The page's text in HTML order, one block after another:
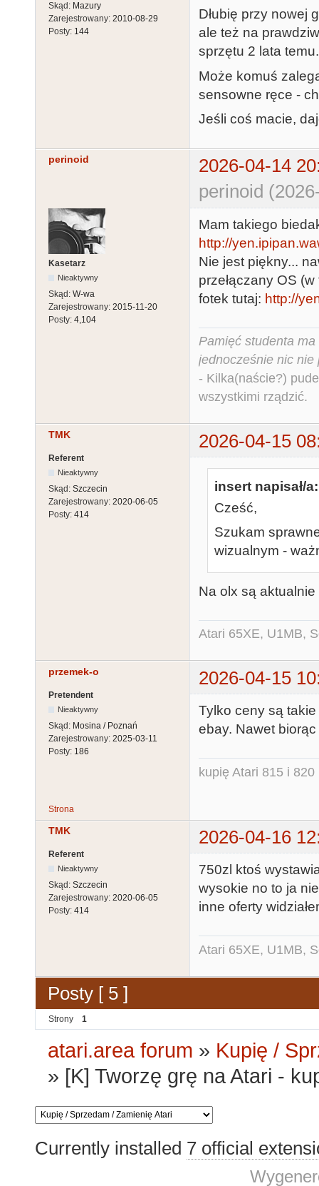
Skąd: Mazury
Zarejestrowany: 2010-08-29
Posty: 144
Dłubię przy nowej
ale też na
sprzętu 2 lata temu.
Może komuś
sensowne ręce -
Jeśli coś macie,
perinoid
2026-04-14
perinoid
Kasetarz
Nieaktywny
Skąd: W-wa
Zarejestrowany: 2015-11-20
Posty: 4,104
Mam takiego
http://
Nie jest piękny...
przełączany OS
fotek tutaj: http://
Pamięć studenta
jednocześnie nic nie
- Kilka(naście?)
wszystkimi rządzić.
TMK 2026-04-15
Referent
Nieaktywny
Skąd: Szczecin
Zarejestrowany: 2020-06-05
Posty: 414
insert napisał/a:
Cześć,
Szukam
wizualnym -
Na olx są
Atari 65XE, U1MB,
przemek-o 2026-04-15
Pretendent
Nieaktywny
Skąd: Mosina / Poznań
Zarejestrowany: 2025-03-11
Posty: 186
Tylko ceny są
ebay. Nawet
kupię Atari 815 i 820
Strona
TMK 2026-04-16
Referent
Nieaktywny
Skąd: Szczecin
Zarejestrowany: 2020-06-05
Posty: 414
750zl ktoś
wysokie no to ja
inne oferty
Atari 65XE, U1MB,
Posty [ 5 ]
Strony 1
atari.area forum » Kupię /
» [K] Tworzę grę na Atari -
Currently installed 7 official